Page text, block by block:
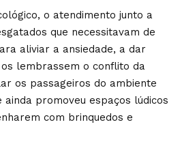
o atendimento junto a
que necessitavam de
aliviar a ansiedade, a dar
lembrassem o conflito da
os passageiros do ambiente
promoveu espaços lúdicos
com brinquedos e